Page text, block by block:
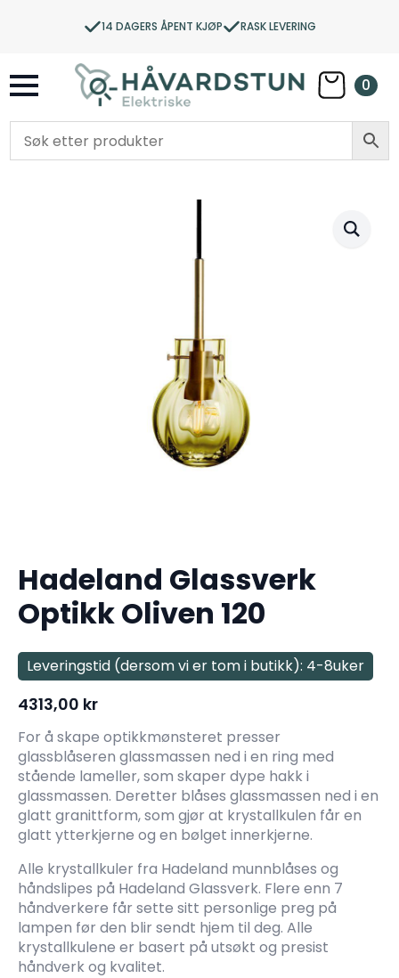
14 DAGERS ÅPENT KJØP RASK LEVERING
0
Hadeland Glassverk
Optikk Oliven 120
Leveringstid (dersom vi er tom i butikk): 4-8uker
4313,00 kr
For å skape optikkmønsteret presser
glassblåseren glassmassen ned i en ring med
stående lameller, som skaper dype hakk i
glassmassen. Deretter blåses glassmassen ned i en
glatt granittform, som gjør at krystallkulen får en
glatt ytterkjerne og en bølget innerkjerne.
Alle krystallkuler fra Hadeland munnblåses og
håndslipes på Hadeland Glassverk. Flere enn 7
håndverkere får sette sitt personlige preg på
lampen før den blir sendt hjem til deg. Alle
krystallkulene er basert på utsøkt og presist
håndverk og kvalitet.